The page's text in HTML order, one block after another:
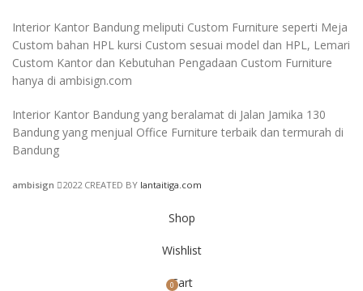
Interior Kantor Bandung meliputi Custom Furniture seperti Meja
Custom bahan HPL kursi Custom sesuai model dan HPL, Lemari
Custom Kantor dan Kebutuhan Pengadaan Custom Furniture
hanya di ambisign.com
Interior Kantor Bandung yang beralamat di Jalan Jamika 130
Bandung yang menjual Office Furniture terbaik dan termurah di
Bandung
ambisign 2022 CREATED BY lantaitiga.com
Shop
Wishlist
0Cart